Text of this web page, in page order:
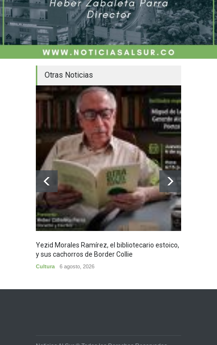
Otras Noticias
Yezid Morales Ramírez, el bibliotecario estoico,
y sus cachorros de Border Collie
Cultura 6 agosto, 2026